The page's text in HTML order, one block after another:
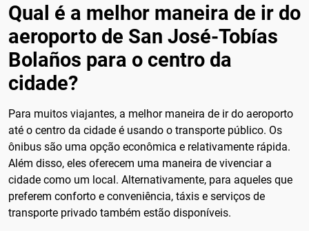
Qual é a melhor maneira de ir do
aeroporto de San José-Tobías
Bolaños para o centro da
cidade?
Para muitos viajantes, a melhor maneira de ir do aeroporto
até o centro da cidade é usando o transporte público. Os
ônibus são uma opção econômica e relativamente rápida.
Além disso, eles oferecem uma maneira de vivenciar a
cidade como um local. Alternativamente, para aqueles que
preferem conforto e conveniência, táxis e serviços de
transporte privado também estão disponíveis.